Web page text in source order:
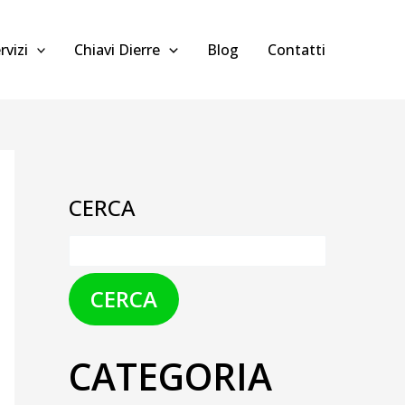
Chiavi Dierre Blog Contatti
CERCA
CERCA
CATEGORIA